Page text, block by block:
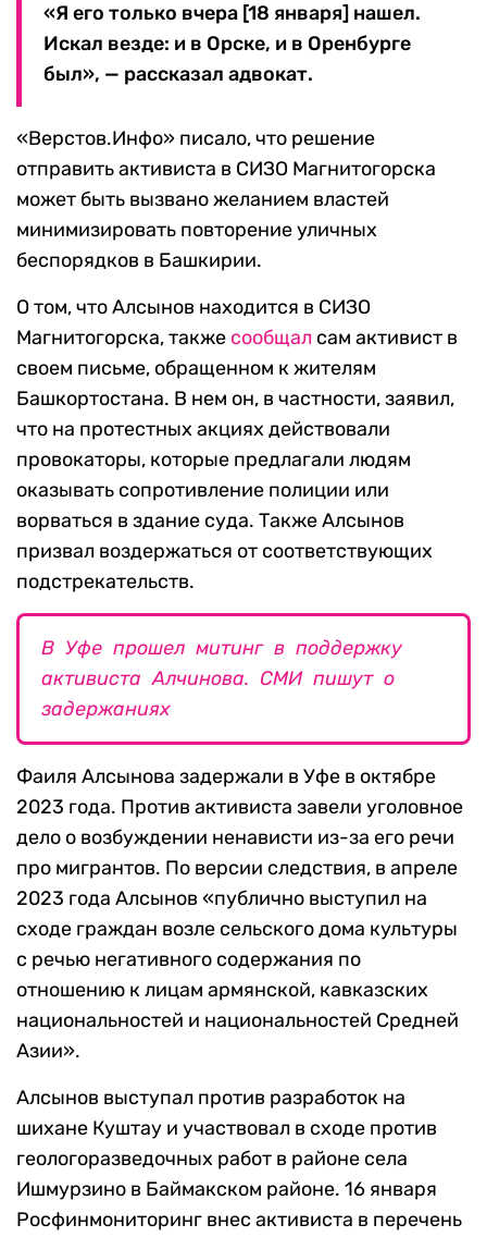
«Я его только вчера [18 января] нашел.
Искал везде: и в Орске, и в Оренбурге
был», — рассказал адвокат.
«Верстов.Инфо» писало, что решение
отправить активиста в СИЗО Магнитогорска
может быть вызвано желанием властей
минимизировать повторение уличных
беспорядков в Башкирии.
О том, что Алсынов находится в СИЗО
Магнитогорска, также сообщал сам активист в
своем письме, обращенном к жителям
Башкортостана. В нем он, в частности, заявил,
что на протестных акциях действовали
провокаторы, которые предлагали людям
оказывать сопротивление полиции или
ворваться в здание суда. Также Алсынов
призвал воздержаться от соответствующих
подстрекательств.
В Уфе прошел митинг в поддержку
активиста Алчинова. СМИ пишут о
задержаниях
Фаиля Алсынова задержали в Уфе в октябре
2023 года. Против активиста завели уголовное
дело о возбуждении ненависти из-за его речи
про мигрантов. По версии следствия, в апреле
2023 года Алсынов «публично выступил на
сходе граждан возле сельского дома культуры
с речью негативного содержания по
отношению к лицам армянской, кавказских
национальностей и национальностей Средней
Азии».
Алсынов выступал против разработок на
шихане Куштау и участвовал в сходе против
геологоразведочных работ в районе села
Ишмурзино в Баймакском районе. 16 января
Росфинмониторинг внес активиста в перечень